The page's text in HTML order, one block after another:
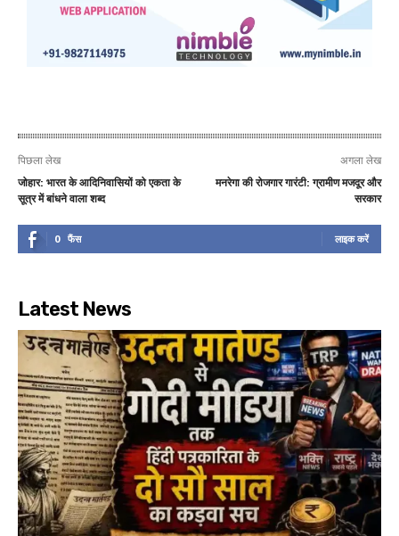
पिछला लेख
जोहार: भारत के आदिनिवासियों को एकता के
सूत्र में बांधने वाला शब्द
अगला लेख
मनरेगा की रोजगार गारंटी: ग्रामीण मजदूर और
सरकार
0 फैंस लाइक करें
Latest News